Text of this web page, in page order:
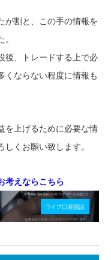
が割と、この手の情報を
後、トレードする上で必
くならない程度に情報も
を上げるために必要な情
くお願い致します。
考えならこちら